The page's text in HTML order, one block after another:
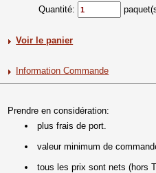
Quantité:
Voir le panier
Information Commande
Prendre en considération:
plus frais de port.
valeur minimum de
tous les prix sont nets (hors